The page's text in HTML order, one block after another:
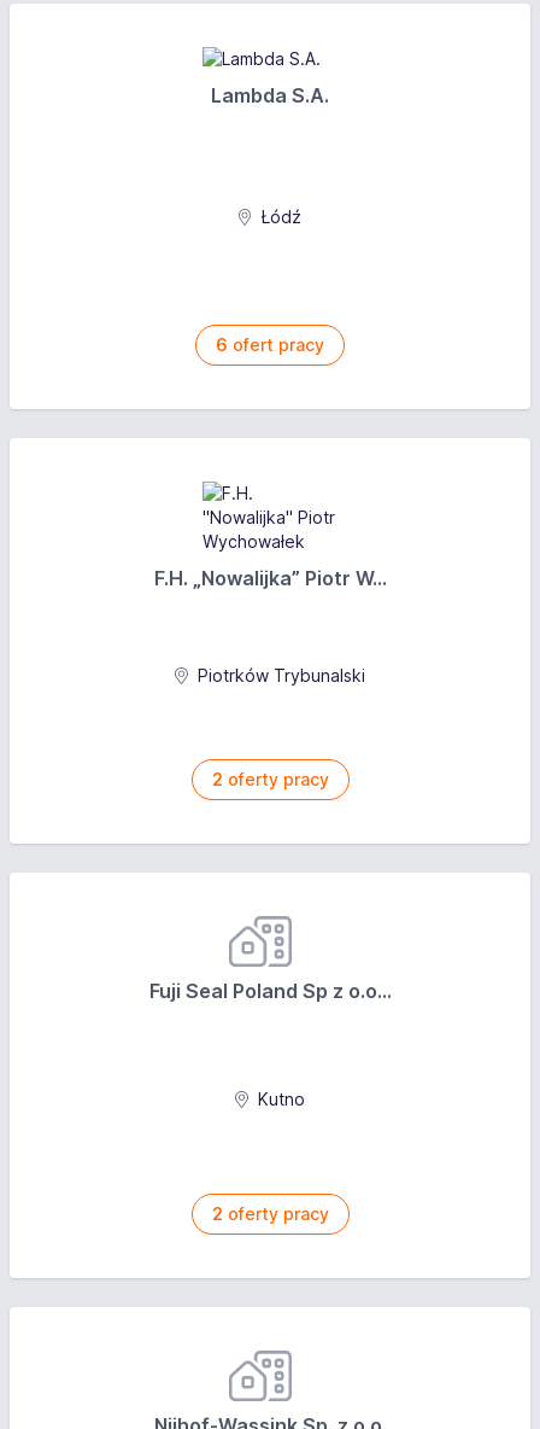
Lambda S.A.
Łódź
6 ofert pracy
F.H. „Nowalijka” Piotr W...
Piotrków Trybunalski
2 oferty pracy
Fuji Seal Poland Sp z o.o...
Kutno
2 oferty pracy